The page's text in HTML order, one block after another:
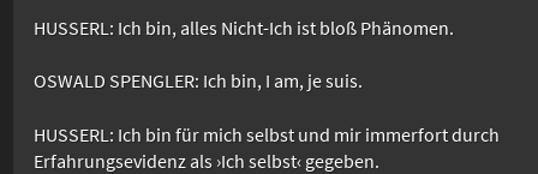
HUSSERL: Ich bin, alles Nicht-Ich ist bloß Phänomen.
OSWALD SPENGLER: Ich bin, I am, je suis.
HUSSERL: Ich bin für mich selbst und mir immerfort durch
Erfahrungsevidenz als ›Ich selbst‹ gegeben.